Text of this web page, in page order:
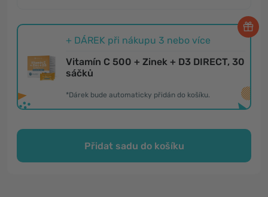
+ DÁREK při nákupu 3 nebo více
Vitamín C 500 + Zinek + D3 DIRECT, 30
sáčků
*Dárek bude automaticky přidán do košíku.
Přidat sadu do košíku